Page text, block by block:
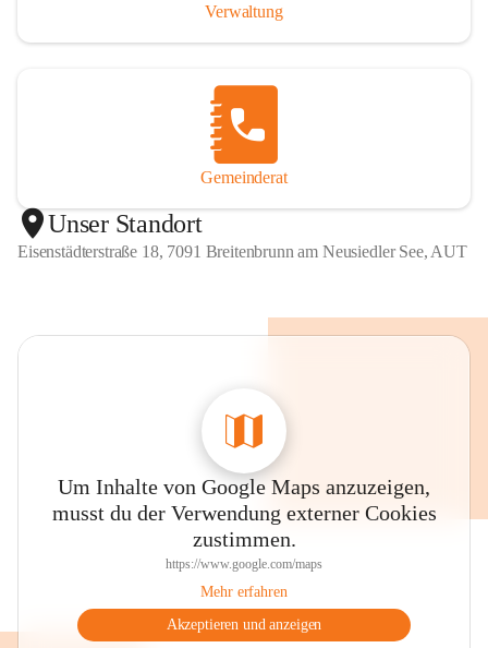
Verwaltung
Gemeinderat
Unser Standort
Eisenstädterstraße 18, 7091 Breitenbrunn am Neusiedler See, AUT
Um Inhalte von Google Maps anzuzeigen,
musst du der Verwendung externer Cookies
zustimmen.
https://www.google.com/maps
Mehr erfahren
Akzeptieren und anzeigen